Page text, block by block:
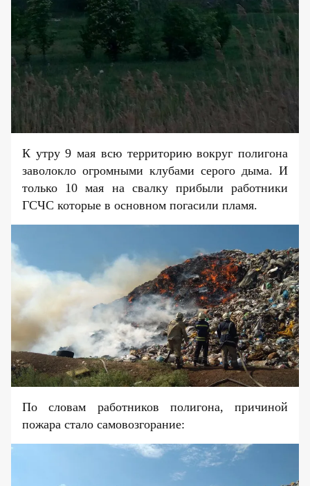
К утру 9 мая всю территорию вокруг полигона
заволокло огромными клубами серого дыма. И
только 10 мая на свалку прибыли работники
ГСЧС которые в основном погасили пламя.
По словам работников полигона, причиной
пожара стало самовозгорание: